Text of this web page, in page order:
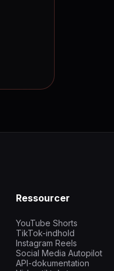
Ressourcer
YouTube Shorts
TikTok-indhold
Instagram Reels
Social Media Autopilot
API-dokumentation